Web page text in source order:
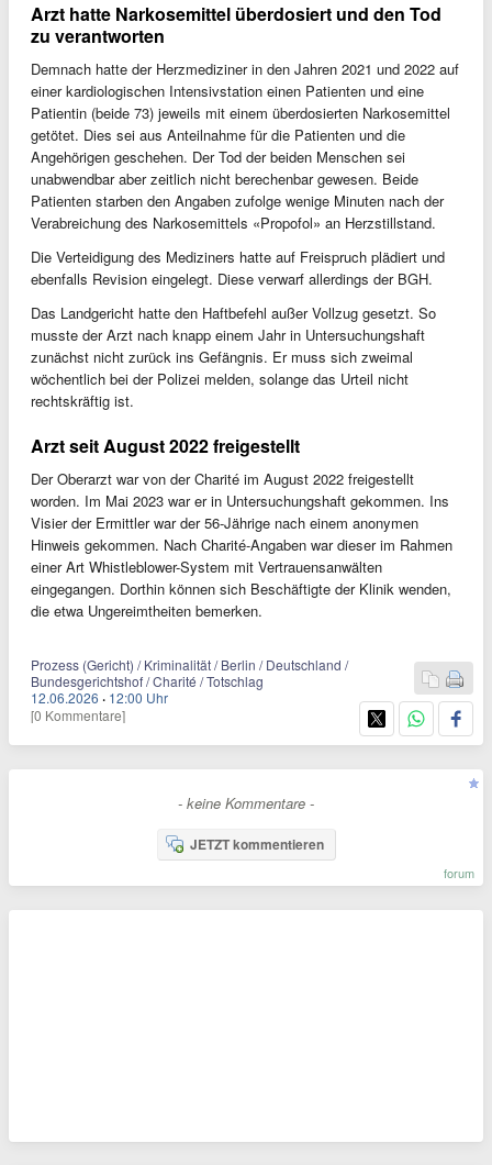
Arzt hatte Narkosemittel überdosiert und den Tod
zu verantworten
Demnach hatte der Herzmediziner in den Jahren 2021 und 2022 auf
einer kardiologischen Intensivstation einen Patienten und eine
Patientin (beide 73) jeweils mit einem überdosierten Narkosemittel
getötet. Dies sei aus Anteilnahme für die Patienten und die
Angehörigen geschehen. Der Tod der beiden Menschen sei
unabwendbar aber zeitlich nicht berechenbar gewesen. Beide
Patienten starben den Angaben zufolge wenige Minuten nach der
Verabreichung des Narkosemittels «Propofol» an Herzstillstand.
Die Verteidigung des Mediziners hatte auf Freispruch plädiert und
ebenfalls Revision eingelegt. Diese verwarf allerdings der BGH.
Das Landgericht hatte den Haftbefehl außer Vollzug gesetzt. So
musste der Arzt nach knapp einem Jahr in Untersuchungshaft
zunächst nicht zurück ins Gefängnis. Er muss sich zweimal
wöchentlich bei der Polizei melden, solange das Urteil nicht
rechtskräftig ist.
Arzt seit August 2022 freigestellt
Der Oberarzt war von der Charité im August 2022 freigestellt
worden. Im Mai 2023 war er in Untersuchungshaft gekommen. Ins
Visier der Ermittler war der 56-Jährige nach einem anonymen
Hinweis gekommen. Nach Charité-Angaben war dieser im Rahmen
einer Art Whistleblower-System mit Vertrauensanwälten
eingegangen. Dorthin können sich Beschäftigte der Klinik wenden,
die etwa Ungereimtheiten bemerken.
Prozess (Gericht) / Kriminalität / Berlin / Deutschland /
Bundesgerichtshof / Charité / Totschlag
12.06.2026 · 12:00 Uhr
[0 Kommentare]
- keine Kommentare -
JETZT kommentieren
forum